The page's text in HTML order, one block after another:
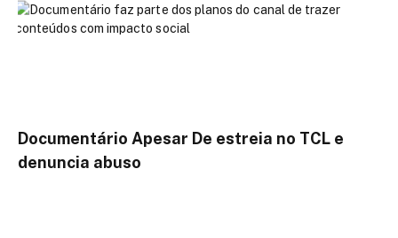
Documentário Apesar De estreia no TCL e
denuncia abuso